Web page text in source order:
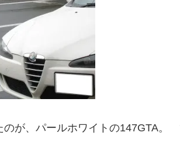
のが、パールホワイトの147GTA。